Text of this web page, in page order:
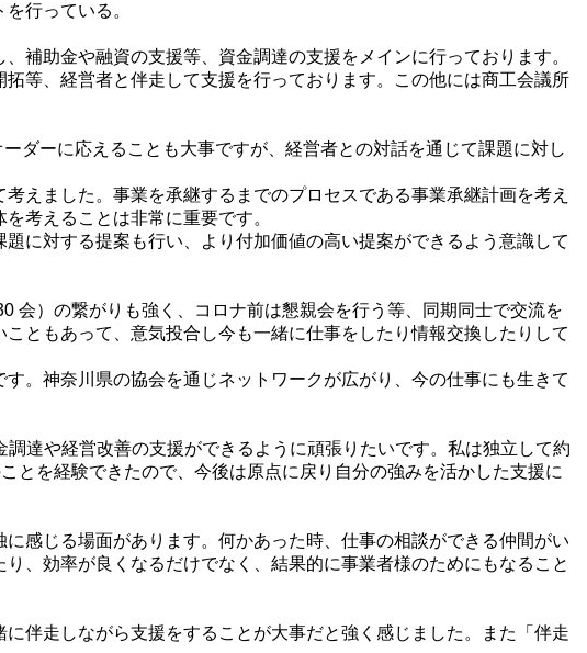
行っている。
補助金や融資の支援等、資金調達の支援をメインに行っております。
等、経営者と伴走して支援を行っております。この他には商工会議所
ダーに応えることも大事ですが、経営者との対話を通じて課題に対し
えました。事業を承継するまでのプロセスである事業承継計画を考え
考えることは非常に重要です。
に対する提案も行い、より付加価値の高い提案ができるよう意識して
）の繋がりも強く、コロナ前は懇親会を行う等、同期同士で交流を
ともあって、意気投合し今も一緒に仕事をしたり情報交換したりして
。神奈川県の協会を通じネットワークが広がり、今の仕事にも生きて
達や経営改善の支援ができるように頑張りたいです。私は独立して約
とを経験できたので、今後は原点に戻り自分の強みを活かした支援に
感じる場面があります。何かあった時、仕事の相談ができる仲間がい
、効率が良くなるだけでなく、結果的に事業者様のためにもなること
伴走しながら支援をすることが大事だと強く感じました。また「伴走